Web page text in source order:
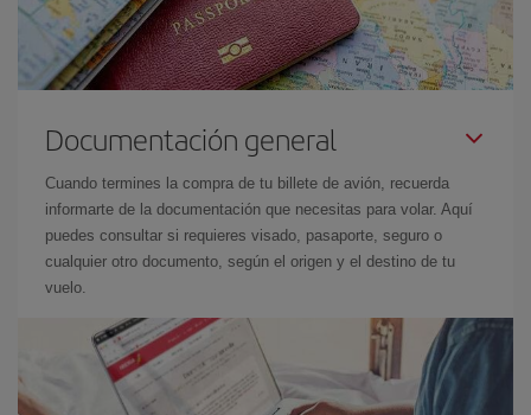
Documentación general
Cuando termines la compra de tu billete de avión, recuerda
informarte de la documentación que necesitas para volar. Aquí
puedes consultar si requieres visado, pasaporte, seguro o
cualquier otro documento, según el origen y el destino de tu
vuelo.